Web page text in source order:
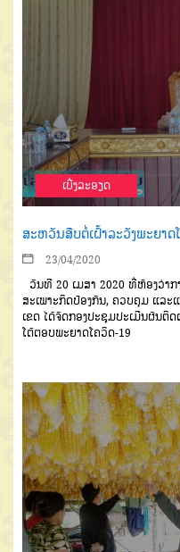
ເບີ່ງລະອຽດ
ສະຫວັນສືບຕໍ່ເຝົ້າລະວັງພະຍາດ
23/04/2020
ວັນທີ 20 ເມສາ 2020 ທີ່ຫ້ອງວ່າ
ສະເພາະກິດປ້ອງກັນ, ຄວບຄຸມ ແລະ
ເຂດ ໄດ້ຈັດກອງປະຊຸມປະເມີນຜົນຕິ
ໂຕ້ຕອບພະຍາດໂຄວິດ-19